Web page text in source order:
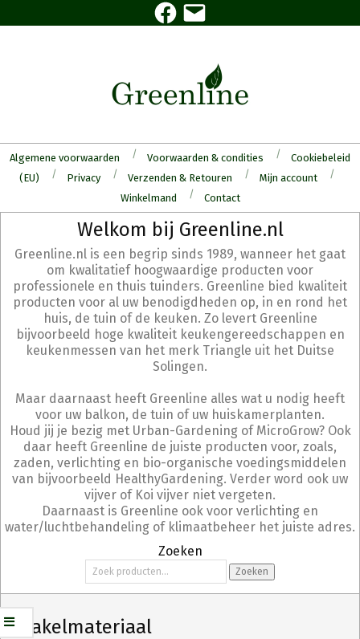
to
Facebook
E-
mail
Algemene voorwaarden Voorwaarden & condities
Cookiebeleid
(EU)
Privacy Verzenden & Retouren
Mijn account
Winkelmand
Contact
Menu
Welkom bij Greenline.nl
Greenline.nl is een begrip sinds 1989, wanneer het gaat
om kwalitatief hoogwaardige producten voor
professionele en thuis tuinders. Greenline bied kwaliteit
producten voor al uw benodigdheden op, in en rond het
huis, de tuin of de keuken. Zo levert Greenline
bijvoorbeeld hoge kwaliteit keukengereedschappen en
keukenmessen van het merk Triangle uit het Duitse
Solingen.
Maar daarnaast heeft Greenline alles wat u nodig heeft
voor uw balkon, de tuin of uw huiskamerplanten.
Houd jij je bezig met Urban-Gardening of MicroGrow? Ook
daar heeft Greenline de juiste producten voor, zoals,
zaden, verlichting en bio-organische voedingsmiddelen
van bijvoorbeeld HealthyGardening. Verder word ook uw
vijver of Koi vijver niet vergeten.
Daarnaast is Greenline ook voor verlichting en
water/luchtbehandeling of klimaatbeheer het juiste adres.
Zoeken
Zoeken
naar:
Zoeken
Schakelmateriaal